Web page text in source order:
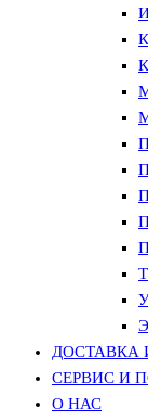
ДОСТАВКА
СЕРВИС И
О НАС